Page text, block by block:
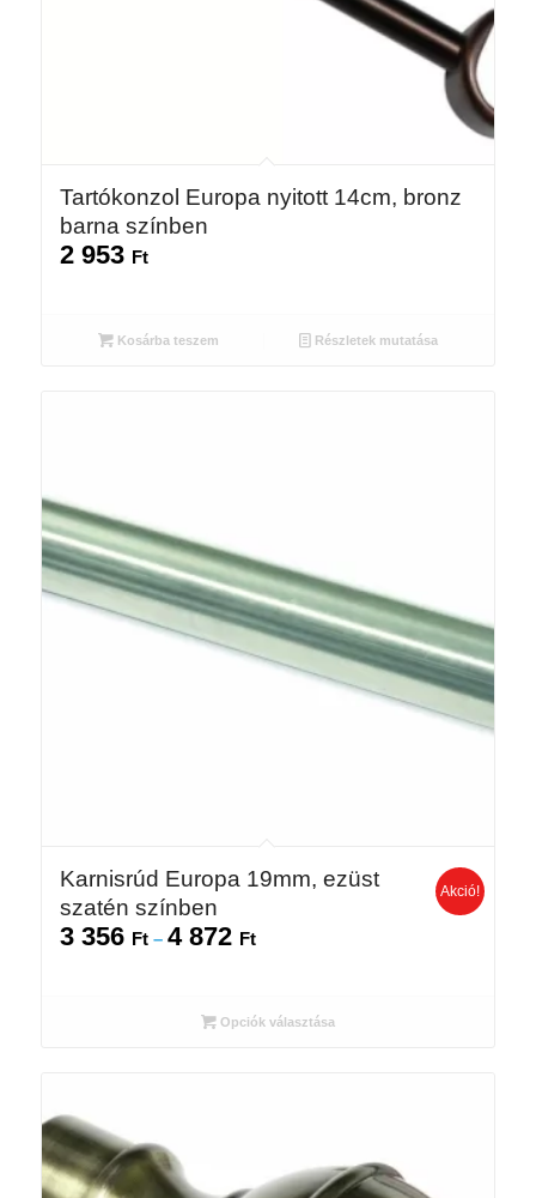
Tartókonzol Europa nyitott 14cm, bronz
barna színben
2 953 Ft
Kosárba teszem Részletek mutatása
Karnisrúd Europa 19mm, ezüst
szatén színben
3 356 Ft – 4 872 FtÁrtartomány:
-
Akció!
Opciók választása